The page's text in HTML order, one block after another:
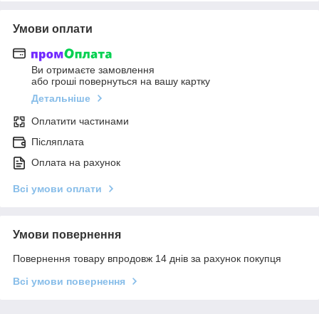
Умови оплати
Ви отримаєте замовлення
або гроші повернуться на вашу картку
Детальніше
Оплатити частинами
Післяплата
Оплата на рахунок
Всі умови оплати
Умови повернення
Повернення товару впродовж 14 днів за рахунок покупця
Всі умови повернення